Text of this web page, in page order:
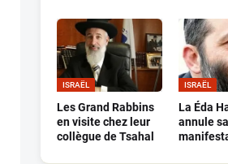
ISRAËL
Les Grand Rabbins
en visite chez leur
collègue de Tsahal
ISRAËL
La Éda
annule sa